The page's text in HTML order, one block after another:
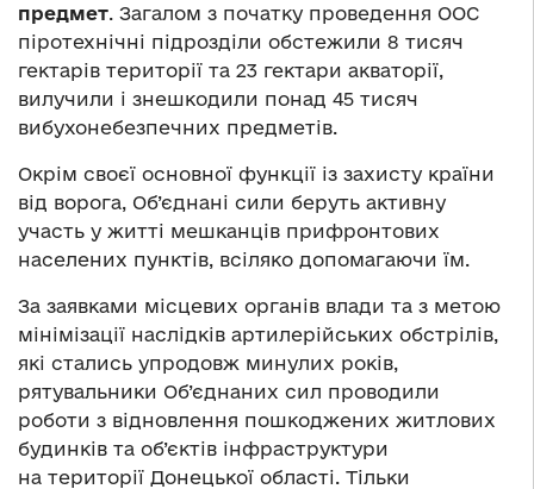
предмет. Загалом з початку проведення ООС
піротехнічні підрозділи обстежили 8 тисяч
гектарів території та 23 гектари акваторії,
вилучили і знешкодили понад 45 тисяч
вибухонебезпечних предметів.
Окрім своєї основної функції із захисту країни
від ворога, Об’єднані сили беруть активну
участь у житті мешканців прифронтових
населених пунктів, всіляко допомагаючи їм.
За заявками місцевих органів влади та з метою
мінімізації наслідків артилерійських обстрілів,
які стались упродовж минулих років,
рятувальники Об’єднаних сил проводили
роботи з відновлення пошкоджених житлових
будинків та об’єктів інфраструктури
на території Донецької області. Тільки